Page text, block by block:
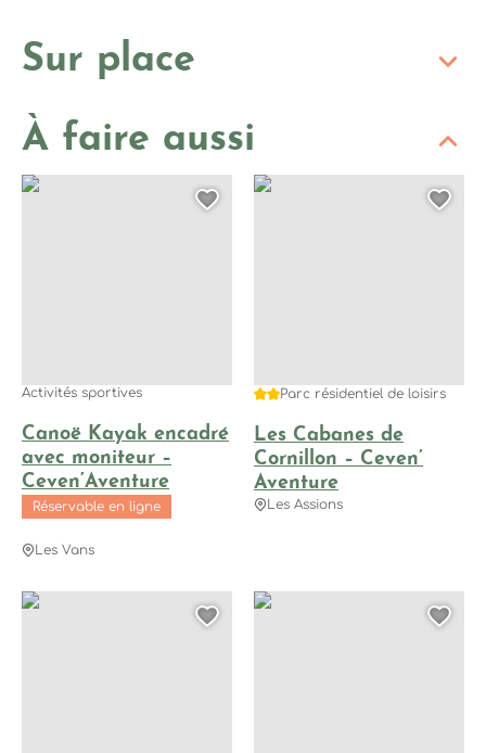
Sur place
À faire aussi
Canoë Kayak encadré
avec moniteur –
Ceven’Aventure
Activités sportives
Réservable en ligne
Les Vans
Canoë Kayak encadré avec moniteur – Ceven’Aventure, ©
Ajouter cette page au
Les Cabanes de
Cornillon – Ceven’
Aventure
2 étoiles
Parc résidentiel de loisirs
Les Assions
Les Cabanes de Cornillon –
Canyoning Aventure – Ceven’Aventure, © Céven'Aventure
Ajouter cette page au
Canyoning Découverte –